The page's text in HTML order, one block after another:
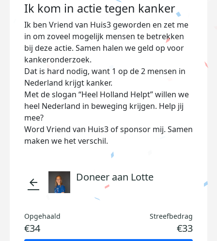
Ik kom in actie tegen kanker
Ik ben Vriend van Huis3 geworden en zet me
in om zoveel mogelijk mensen te betrekken
bij deze actie. Samen halen we geld op voor
kankeronderzoek.
Dat is hard nodig, want 1 op de 2 mensen in
Nederland krijgt kanker.
Met de slogan “Heel Holland Helpt” willen we
heel Nederland in beweging krijgen. Help jij
mee?
Word Vriend van Huis3 of sponsor mij. Samen
maken we het verschil.
arrow_back Doneer aan Lotte
Opgehaald
€34
Streefbedrag
€33